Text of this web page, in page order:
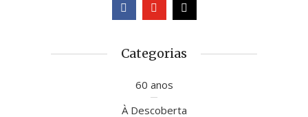
Categorias
60 anos
À Descoberta